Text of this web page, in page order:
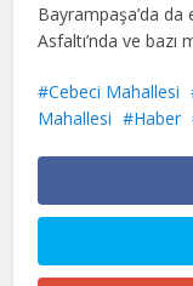
Bayrampaşa’da da
Asfaltı’nda ve
Cebeci Mahallesi
Mahallesi
Haber